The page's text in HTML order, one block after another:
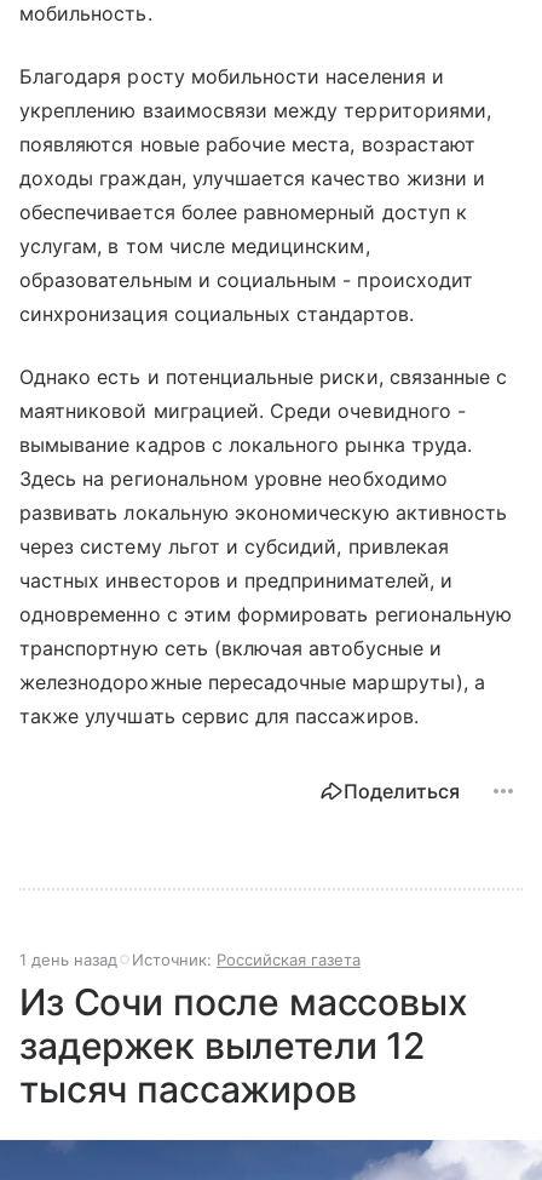
мобильность.
Благодаря росту мобильности населения и
укреплению взаимосвязи между территориями,
появляются новые рабочие места, возрастают
доходы граждан, улучшается качество жизни и
обеспечивается более равномерный доступ к
услугам, в том числе медицинским,
образовательным и социальным - происходит
синхронизация социальных стандартов.
Однако есть и потенциальные риски, связанные с
маятниковой миграцией. Среди очевидного -
вымывание кадров с локального рынка труда.
Здесь на региональном уровне необходимо
развивать локальную экономическую активность
через систему льгот и субсидий, привлекая
частных инвесторов и предпринимателей, и
одновременно с этим формировать региональную
транспортную сеть (включая автобусные и
железнодорожные пересадочные маршруты), а
также улучшать сервис для пассажиров.
Поделиться
1 день назад Источник: Российская газета
Из Сочи после массовых
задержек вылетели 12
тысяч пассажиров